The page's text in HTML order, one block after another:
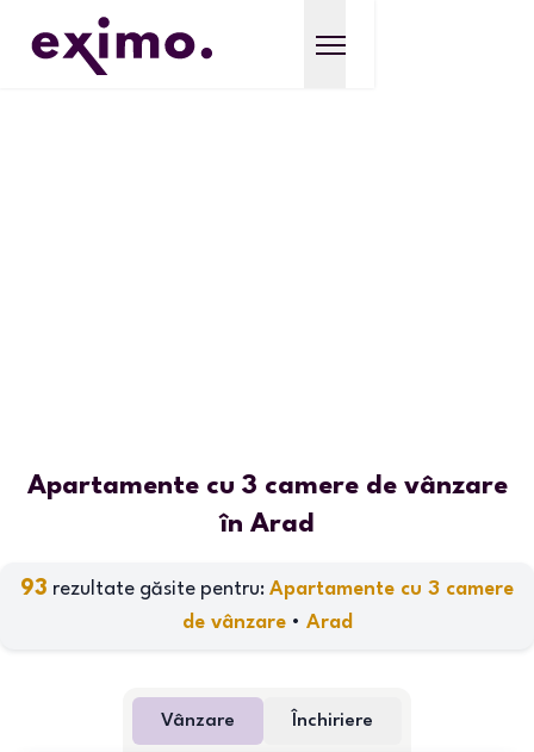
Apartamente cu 3 camere de vânzare
în Arad
93 rezultate găsite pentru: Apartamente cu 3 camere
de vânzare • Arad
Vânzare Închiriere